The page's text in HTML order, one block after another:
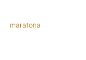
maratona